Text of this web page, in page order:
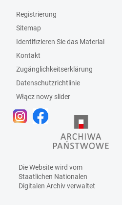
Registrierung
Sitemap
Identifizieren Sie das Material
Kontakt
Zugänglichkeitserklärung
Datenschutzrichtlinie
Włącz nowy slider
Die Website wird vom
Staatlichen Nationalen
Digitalen Archivverwaltet